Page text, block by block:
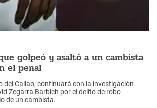
golpeó y asaltó a un cambista
el penal
del Callao, continuará con la investigación
Zegarra Barbich por el delito de robo
de un cambista.